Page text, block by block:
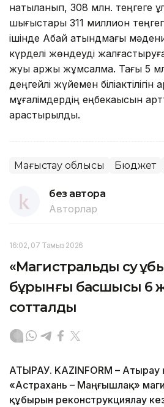
нақтыланып, 308 млн. теңгеге
шығыстары 311 миллион
ішінде Абай атындмағы
күрделі жөндеуді
жуық қаржы жұмсалмақ. Тағы 5
деңгейлі жүйемен
мұғалімдердің еңбекақысын
қарастырылды.
Маңғыстау облысы Бюджет
без автора
Авторлар
16:02, 07 Тамыз 2026
«Магистральдық су
бұрынғы басшысы 6
сотталды
АТЫРАУ. KAZINFORM –
«Астрахань – Маңғышлақ»
құбырын реконструкциялау